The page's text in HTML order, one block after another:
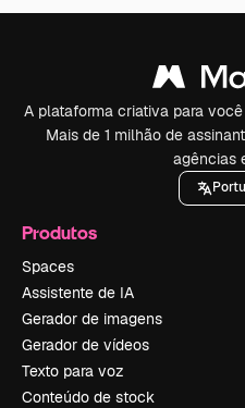
A plataforma criativa para
Mais de 1 milhão de
agências
Produtos
Spaces
Assistente de IA
Gerador de imagens
Gerador de vídeos
Texto para voz
Conteúdo de stock